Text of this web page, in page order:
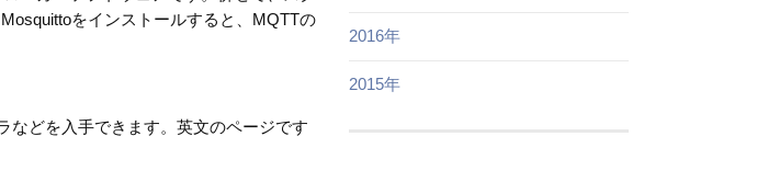
をインストールすると、MQTTの
などを入手できます。英文のページです
2016年
2015年